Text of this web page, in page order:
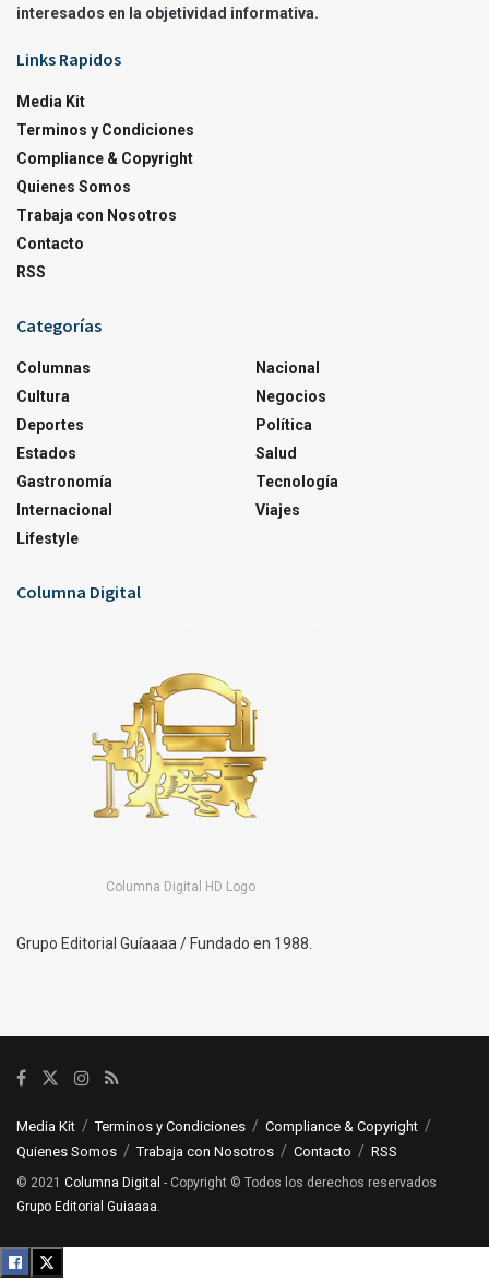
interesados en la objetividad informativa.
Links Rapidos
Media Kit
Terminos y Condiciones
Compliance & Copyright
Quienes Somos
Trabaja con Nosotros
Contacto
RSS
Categorías
Columnas
Cultura
Deportes
Estados
Gastronomía
Internacional
Lifestyle
Nacional
Negocios
Política
Salud
Tecnología
Viajes
Columna Digital
Columna Digital HD Logo
Grupo Editorial Guíaaaa / Fundado en 1988.
Media Kit Terminos y Condiciones
Compliance & Copyright
Quienes Somos
Trabaja con Nosotros Contacto RSS
© 2021 Columna Digital - Copyright © Todos los derechos reservados
Grupo Editorial Guiaaaa.